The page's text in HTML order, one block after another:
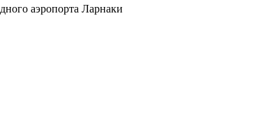
аэропорта Ларнаки